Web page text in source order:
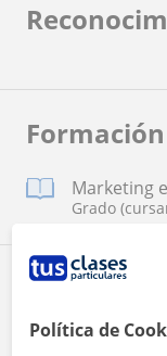
Marketing
Grado
Idiomas
Gallego
Política de